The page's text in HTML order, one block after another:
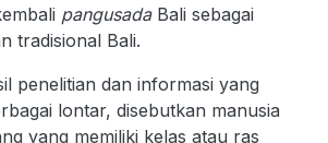
pangusadaBali sebagai
tradisional Bali.
penelitian dan informasi yang
lontar, disebutkan manusia
yang memiliki kelas atau ras